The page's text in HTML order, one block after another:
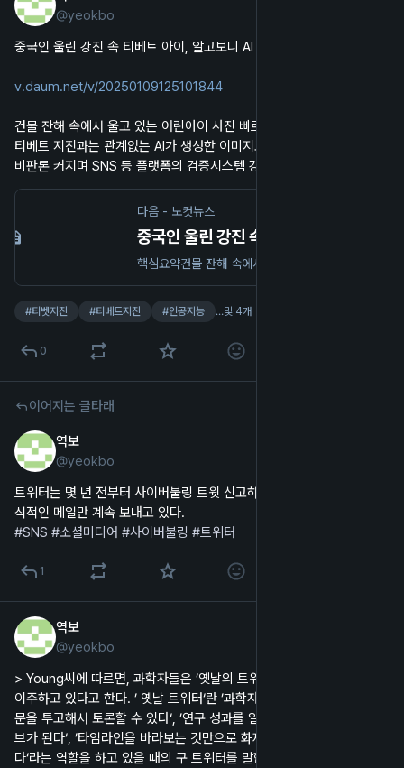
@yeokbo
중국인 울린 강진 속 티베트 아이, 알고보니 AI 이미지(노컷)
v.daum.net/v/20250109125101844
건물 잔해 속에서 울고 있는 어린아이 사진 빠르게 확산
티베트 지진과는 관계없는 AI가 생성한 이미지로 밝혀져
비판론 커지며 SNS 등 플랫폼의 검증시스템 강화 요구도
다음 - 노컷뉴스
#티벳지진 #티베트지진 #인공지능 …및 4개
0
이어지는 글타래
역보
@yeokbo
트위터는 몇 년 전부터 사이버불링 트윗 신고하면 맨날 '문제 없다'는 형
식적인 메일만 계속 보내고 있다.
#SNS #소셜미디어 #사이버불링 #트위터
1
역보
@yeokbo
> Young씨에 따르면, 과학자들은 ’옛날의 트위터‘를 찾아 Bluesky로
이주하고 있다고 한다. ’ 옛날 트위터‘란 ’과학자끼리 대화할 수 있다‘, ’논
문을 투고해서 토론할 수 있다‘, ’연구 성과를 일반에게 공개하기 위한 허
브가 된다‘, ’타임라인을 바라보는 것만으로 화제의 논문을 파악할 수 있
다‘라는 역할을 하고 있을 때의 구 트위터를 말합니다. 반대로 말하면, 현